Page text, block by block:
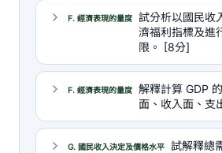
F. 經濟表現的量度
試分析以國民收
濟福利指標及進
限。 [8分]
F. 經濟表現的量度
解釋計算 GDP
面、收入面、支
G. 國民收入決定及價格水平
試解釋總